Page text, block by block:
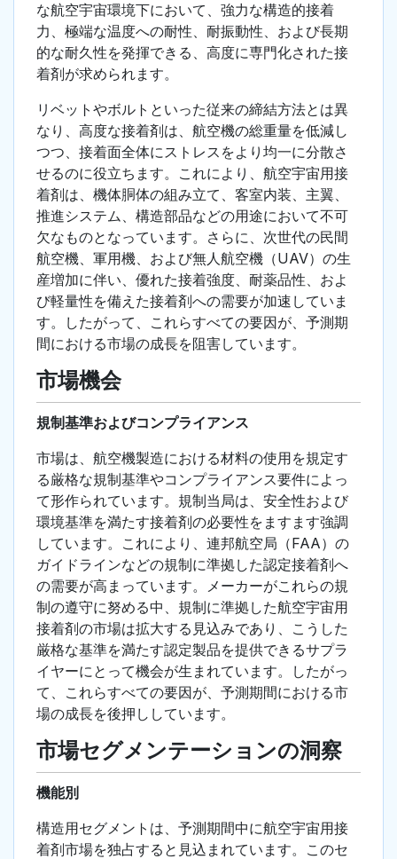
な航空宇宙環境下において、強力な構造的接着
力、極端な温度への耐性、耐振動性、および長期
的な耐久性を発揮できる、高度に専門化された接
着剤が求められます。
リベットやボルトといった従来の締結方法とは異
なり、高度な接着剤は、航空機の総重量を低減し
つつ、接着面全体にストレスをより均一に分散さ
せるのに役立ちます。これにより、航空宇宙用接
着剤は、機体胴体の組み立て、客室内装、主翼、
推進システム、構造部品などの用途において不可
欠なものとなっています。さらに、次世代の民間
航空機、軍用機、および無人航空機（UAV）の生
産増加に伴い、優れた接着強度、耐薬品性、およ
び軽量性を備えた接着剤への需要が加速していま
す。したがって、これらすべての要因が、予測期
間における市場の成長を阻害しています。
市場機会
規制基準およびコンプライアンス
市場は、航空機製造における材料の使用を規定す
る厳格な規制基準やコンプライアンス要件によっ
て形作られています。規制当局は、安全性および
環境基準を満たす接着剤の必要性をますます強調
しています。これにより、連邦航空局（FAA）の
ガイドラインなどの規制に準拠した認定接着剤へ
の需要が高まっています。メーカーがこれらの規
制の遵守に努める中、規制に準拠した航空宇宙用
接着剤の市場は拡大する見込みであり、こうした
厳格な基準を満たす認定製品を提供できるサプラ
イヤーにとって機会が生まれています。したがっ
て、これらすべての要因が、予測期間における市
場の成長を後押ししています。
市場セグメンテーションの洞察
機能別
構造用セグメントは、予測期間中に航空宇宙用接
着剤市場を独占すると見込まれています。このセ